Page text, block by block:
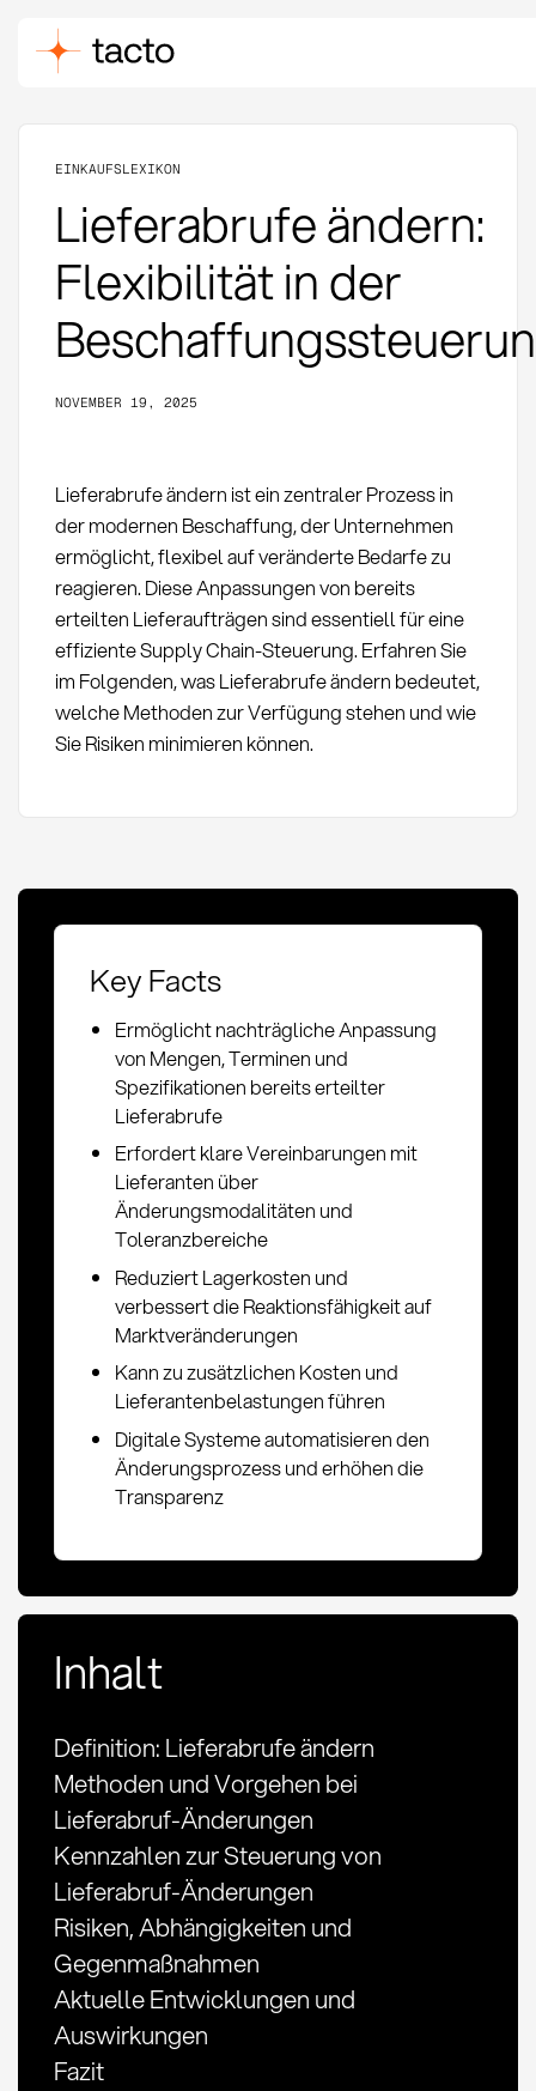
EINKAUFSLEXIKON
Lieferabrufe ändern:
Flexibilität in der
NOVEMBER 19, 2025
Lieferabrufe ändern ist ein zentraler Prozess in
der modernen Beschaffung, der Unternehmen
ermöglicht, flexibel auf veränderte Bedarfe zu
reagieren. Diese Anpassungen von bereits
erteilten Lieferaufträgen sind essentiell für eine
effiziente Supply Chain-Steuerung. Erfahren Sie
im Folgenden, was Lieferabrufe ändern bedeutet,
welche Methoden zur Verfügung stehen und wie
Sie Risiken minimieren können.
Key Facts
Ermöglicht nachträgliche Anpassung
von Mengen, Terminen und
Spezifikationen bereits erteilter
Lieferabrufe
Erfordert klare Vereinbarungen mit
Lieferanten über
Änderungsmodalitäten und
Toleranzbereiche
Reduziert Lagerkosten und
verbessert die Reaktionsfähigkeit auf
Marktveränderungen
Kann zu zusätzlichen Kosten und
Lieferantenbelastungen führen
Digitale Systeme automatisieren den
Änderungsprozess und erhöhen die
Transparenz
Inhalt
Definition: Lieferabrufe ändern
Methoden und Vorgehen bei
Lieferabruf-Änderungen
Kennzahlen zur Steuerung von
Lieferabruf-Änderungen
Risiken, Abhängigkeiten und
Gegenmaßnahmen
Aktuelle Entwicklungen und
Auswirkungen
Fazit